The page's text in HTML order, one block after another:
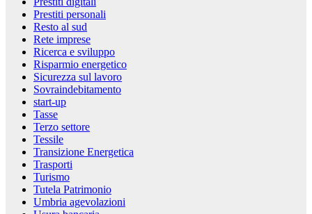
Prestiti personali
Resto al sud
Rete imprese
Ricerca e sviluppo
Risparmio energetico
Sicurezza sul lavoro
Sovraindebitamento
start-up
Tasse
Terzo settore
Tessile
Transizione Energetica
Trasporti
Turismo
Tutela Patrimonio
Umbria agevolazioni